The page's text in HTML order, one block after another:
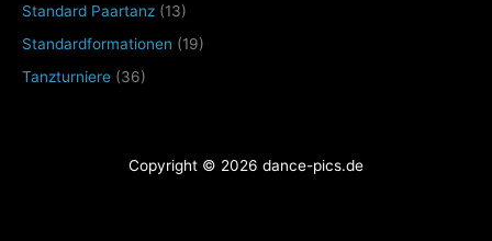
Standard Paartanz (13)
Standardformationen (19)
Tanzturniere (36)
Copyright © 2026 dance-pics.de